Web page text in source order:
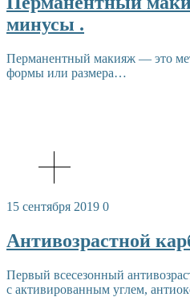
минусы .
Перманентный макияж — это
формы или размера…
15 сентября 2019 0
Антивозрастной
Первый всесезонный
с активированным углем,